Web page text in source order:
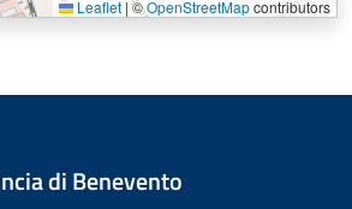
Leaflet |©OpenStreetMapcontributors
di Benevento